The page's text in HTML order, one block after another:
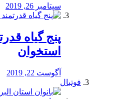
سپتامبر 26, 2019
پنج گیاه
استخوان
آگوست 22, 2019
فوتبال